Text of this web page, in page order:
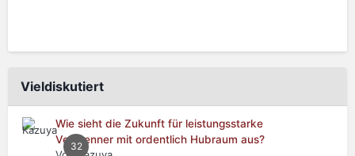
Vieldiskutiert
32
Wie sieht die Zukunft für leistungsstarke
Verbrenner mit ordentlich Hubraum aus?